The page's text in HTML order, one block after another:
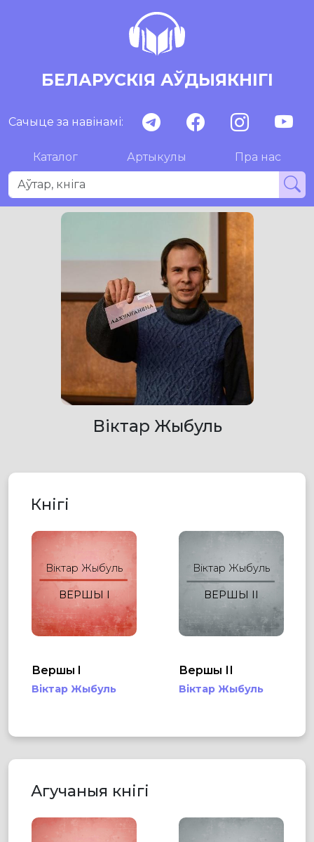
БЕЛАРУСКІЯ АЎДЫЯКНІГІ
Сачыце за навінамі:
Каталог Артыкулы Пра нас
Віктар Жыбуль
Кнігі
Віктар Жыбуль
ВЕРШЫ I
Вершы I
Віктар Жыбуль
Віктар Жыбуль
ВЕРШЫ ІІ
Вершы ІІ
Віктар Жыбуль
Агучаныя кнігі